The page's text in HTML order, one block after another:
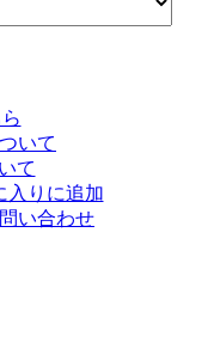
いて
て
りに追加
い合わせ